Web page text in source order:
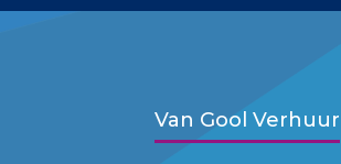
Van Gool Verhuur